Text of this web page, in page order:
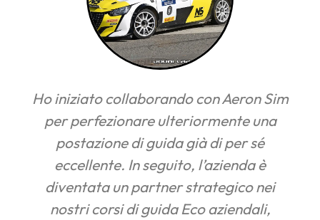
Sim
una
nei
Il mio simulatore è stato un
compagno d’avventure
quarantena: perfetto per
allenato e, allo stesso
divertirsi. La postazione,
made in Italy, è curata in ogni